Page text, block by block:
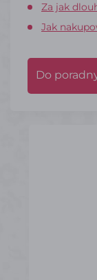
Za jak
Jak
Do